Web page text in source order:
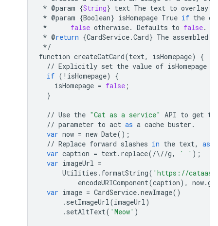
* @param {String} text The text to overlay
* @param {Boolean} isHomepage True if the
*
false otherwise. Defaults to false.
* @return {CardService.Card} The assembled
*/
function createCatCard(text, isHomepage)
{
// Explicitly set the value of isHomepage
if ( ! isHomepage)
{
isHomepage = false ;
}
// Use the "Cat as a service" API to get
// parameter to act as a cache buster .
var now = new Date();
// Replace forward slashes in the text, as
var caption = text. replace( /\//g, ' ' );
var imageUrl =
Utilities . formatString( 'https://
encodeURIComponent(caption), now.
var image = CardService.newImage()
. setImageUrl(imageUrl)
. setAltText( 'Meow' )